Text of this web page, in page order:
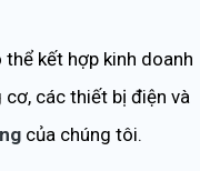
kết hợp kinh doanh
các thiết bị điện và
của chúng tôi.